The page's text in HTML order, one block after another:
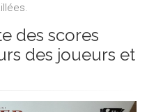
des scores
des joueurs et